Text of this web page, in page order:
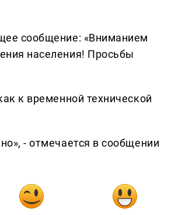
сообщение: «Вниманием
населения! Просьбы
к временной технической
- отмечается в сообщении